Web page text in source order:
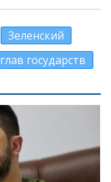
Зеленский
государств